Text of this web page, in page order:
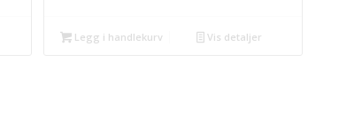
Legg i handlekurv Vis detaljer